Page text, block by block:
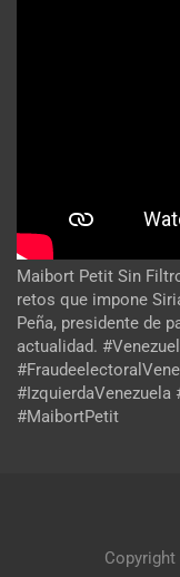
Maibort Petit Sin
retos que impone
Peña, presidente de
actualidad.
#MaibortPetit